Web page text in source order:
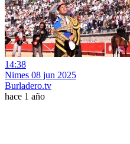
14:38
Nimes 08 jun 2025
Burladero.tv
hace 1 año